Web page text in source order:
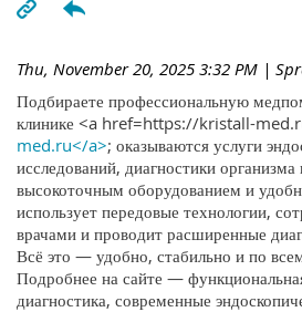
Thu, November 20, 2025 3:32 PM |
Подбираете профессиональную
клинике <a href=https://kristall-
med.ru</a>; оказываются услуги
исследований, диагностики
высокоточным оборудованием и
использует передовые технологии,
врачами и проводит расширенные
Всё это — удобно, стабильно и по
Подробнее на сайте —
диагностика, современные